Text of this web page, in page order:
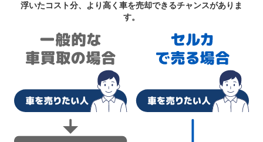
浮いたコスト分、より高く車を売却できるチャンスがありま
す。